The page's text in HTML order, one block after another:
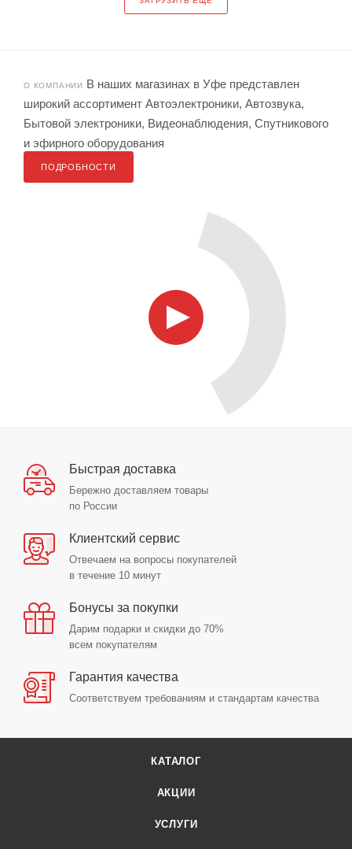
О КОМПАНИИ В наших магазинах в Уфе представлен
широкий ассортимент Автоэлектроники, Автозвука,
Бытовой электроники, Видеонаблюдения, Спутникового
и эфирного оборудования
ПОДРОБНОСТИ
Быстрая доставка
Бережно доставляем товары
по России
Клиентский сервис
Отвечаем на вопросы покупателей
в течение 10 минут
Бонусы за покупки
Дарим подарки и скидки до 70%
всем покупателям
Гарантия качества
Соответствуем требованиям и стандартам качества
КАТАЛОГ
АКЦИИ
УСЛУГИ